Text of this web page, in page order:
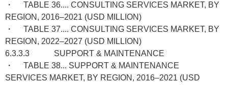
・ TABLE 36.... CONSULTING SERVICES MARKET, BY
REGION, 2016–2021 (USD MILLION)
・ TABLE 37.... CONSULTING SERVICES MARKET, BY
REGION, 2022–2027 (USD MILLION)
6.3.3.3 SUPPORT & MAINTENANCE
・ TABLE 38... SUPPORT & MAINTENANCE
SERVICES MARKET, BY REGION, 2016–2021 (USD